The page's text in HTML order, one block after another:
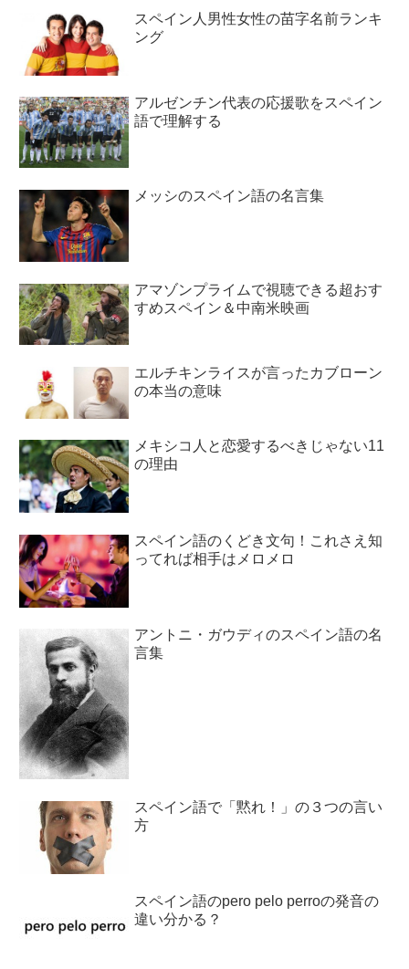
スペイン人男性女性の苗字名前ランキ
ング
アルゼンチン代表の応援歌をスペイン
語で理解する
メッシのスペイン語の名言集
アマゾンプライムで視聴できる超おす
すめスペイン＆中南米映画
エルチキンライスが言ったカブローン
の本当の意味
メキシコ人と恋愛するべきじゃない11
の理由
スペイン語のくどき文句！これさえ知
ってれば相手はメロメロ
アントニ・ガウディのスペイン語の名
言集
スペイン語で「黙れ！」の３つの言い
方
スペイン語のpero pelo perroの発音の
違い分かる？